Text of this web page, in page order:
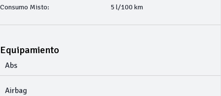
Consumo Misto: 5 l/100 km
Equipamiento
Abs
Airbag